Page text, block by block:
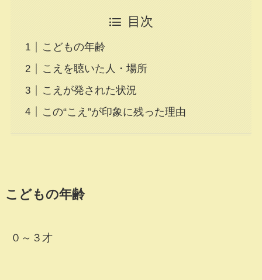
目次
こどもの年齢
こえを聴いた人・場所
こえが発された状況
この“こえ”が印象に残った理由
こどもの年齢
０～３才